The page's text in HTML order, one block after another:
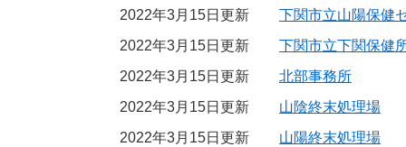
2022年3月15日更新
下関市立山陽保健
2022年3月15日更新
下関市立下関保健
2022年3月15日更新
北部事務所
2022年3月15日更新
山陰終末処理場
2022年3月15日更新
山陽終末処理場